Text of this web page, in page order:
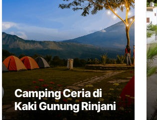
Camping Ceria di
Kaki Gunung Rinjani